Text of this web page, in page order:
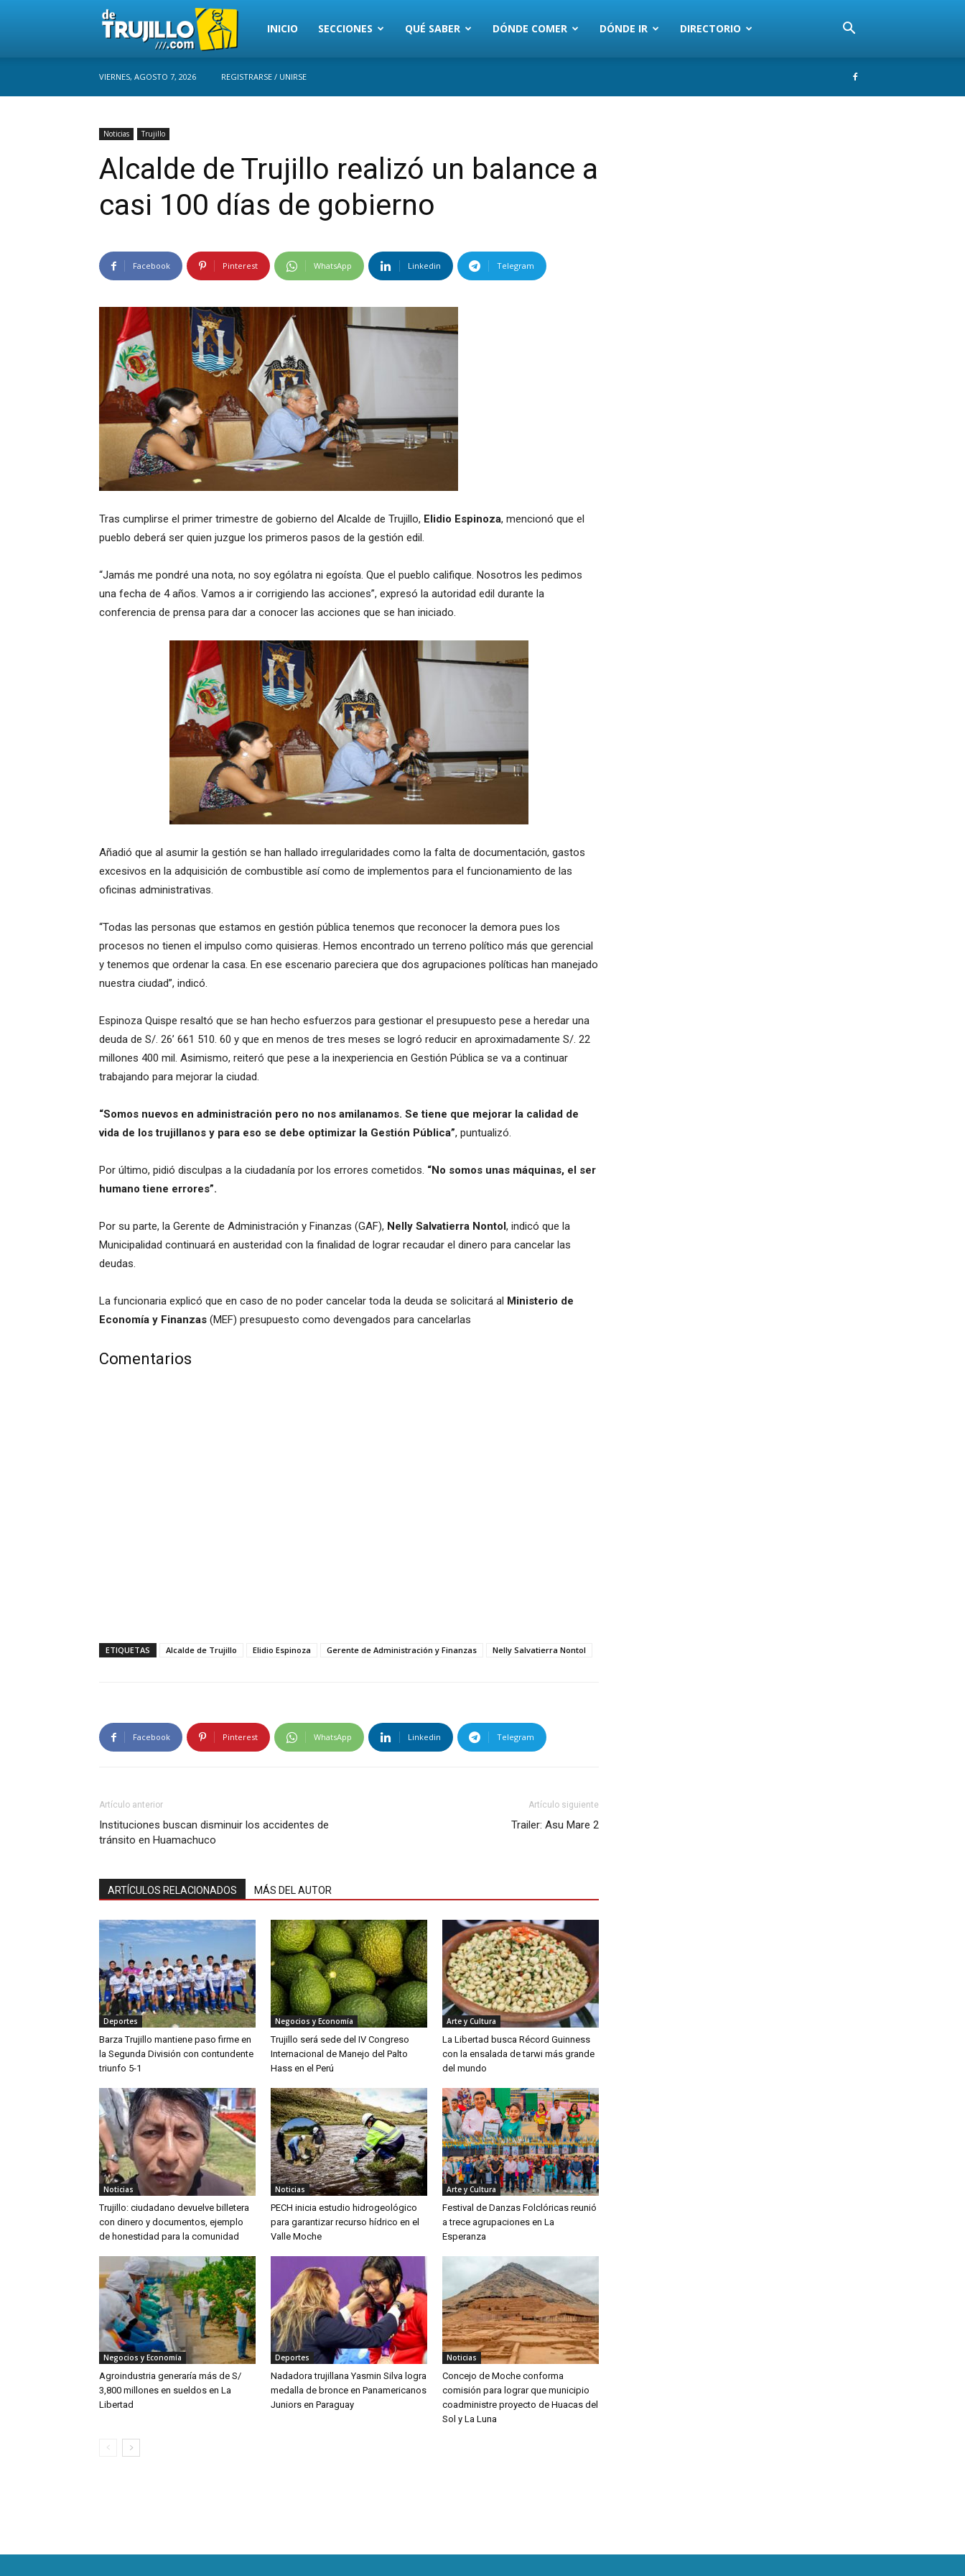
Trujillo
INICIO SECCIONES QUÉ SABER DÓNDE COMER DÓNDE IR DIRECTORIO
VIERNES, AGOSTO 7, 2026 REGISTRARSE / UNIRSE
Noticias Trujillo
Alcalde de Trujillo realizó un balance a
casi 100 días de gobierno
Facebook Pinterest WhatsApp Linkedin Telegram
Tras cumplirse el primer trimestre de gobierno del Alcalde de Trujillo, Elidio Espinoza, mencionó que el
pueblo deberá ser quien juzgue los primeros pasos de la gestión edil.
“Jamás me pondré una nota, no soy ególatra ni egoísta. Que el pueblo califique. Nosotros les pedimos
una fecha de 4 años. Vamos a ir corrigiendo las acciones”, expresó la autoridad edil durante la
conferencia de prensa para dar a conocer las acciones que se han iniciado.
Añadió que al asumir la gestión se han hallado irregularidades como la falta de documentación, gastos
excesivos en la adquisición de combustible así como de implementos para el funcionamiento de las
oficinas administrativas.
“Todas las personas que estamos en gestión pública tenemos que reconocer la demora pues los
procesos no tienen el impulso como quisieras. Hemos encontrado un terreno político más que gerencial
y tenemos que ordenar la casa. En ese escenario pareciera que dos agrupaciones políticas han manejado
nuestra ciudad”, indicó.
Espinoza Quispe resaltó que se han hecho esfuerzos para gestionar el presupuesto pese a heredar una
deuda de S/. 26’ 661 510. 60 y que en menos de tres meses se logró reducir en aproximadamente S/. 22
millones 400 mil. Asimismo, reiteró que pese a la inexperiencia en Gestión Pública se va a continuar
trabajando para mejorar la ciudad.
“Somos nuevos en administración pero no nos amilanamos. Se tiene que mejorar la calidad de
vida de los trujillanos y para eso se debe optimizar la Gestión Pública”, puntualizó.
Por último, pidió disculpas a la ciudadanía por los errores cometidos. “No somos unas máquinas, el ser
humano tiene errores”.
Por su parte, la Gerente de Administración y Finanzas (GAF), Nelly Salvatierra Nontol, indicó que la
Municipalidad continuará en austeridad con la finalidad de lograr recaudar el dinero para cancelar las
deudas.
La funcionaria explicó que en caso de no poder cancelar toda la deuda se solicitará al Ministerio de
Economía y Finanzas (MEF) presupuesto como devengados para cancelarlas
Comentarios
ETIQUETAS Alcalde de Trujillo Elidio Espinoza Gerente de Administración y Finanzas Nelly Salvatierra Nontol
Facebook Pinterest WhatsApp Linkedin Telegram
Artículo anterior
Instituciones buscan disminuir los accidentes de
tránsito en Huamachuco
Artículo siguiente
Trailer: Asu Mare 2
ARTÍCULOS RELACIONADOS MÁS DEL AUTOR
Deportes
Barza Trujillo mantiene paso firme en
la Segunda División con contundente
triunfo 5-1
Negocios y Economía
Trujillo será sede del IV Congreso
Internacional de Manejo del Palto
Hass en el Perú
Arte y Cultura
La Libertad busca Récord Guinness
con la ensalada de tarwi más grande
del mundo
Noticias
Trujillo: ciudadano devuelve billetera
con dinero y documentos, ejemplo
de honestidad para la comunidad
Noticias
PECH inicia estudio hidrogeológico
para garantizar recurso hídrico en el
Valle Moche
Arte y Cultura
Festival de Danzas Folclóricas reunió
a trece agrupaciones en La
Esperanza
Negocios y Economía
Agroindustria generaría más de S/
3,800 millones en sueldos en La
Libertad
Deportes
Nadadora trujillana Yasmin Silva logra
medalla de bronce en Panamericanos
Juniors en Paraguay
Noticias
Concejo de Moche conforma
comisión para lograr que municipio
coadministre proyecto de Huacas del
Sol y La Luna